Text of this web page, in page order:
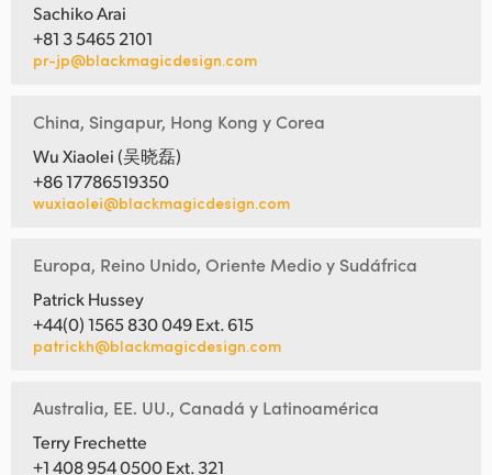
Sachiko Arai
+81 3 5465 2101
pr-jp@blackmagicdesign.com
China, Singapur, Hong Kong y Corea
Wu Xiaolei (吴晓磊)
+86 17786519350
wuxiaolei@blackmagicdesign.com
Europa, Reino Unido, Oriente Medio y Sudáfrica
Patrick Hussey
+44(0) 1565 830 049 Ext. 615
patrickh@blackmagicdesign.com
Australia, EE. UU., Canadá y Latinoamérica
Terry Frechette
+1 408 954 0500 Ext. 321